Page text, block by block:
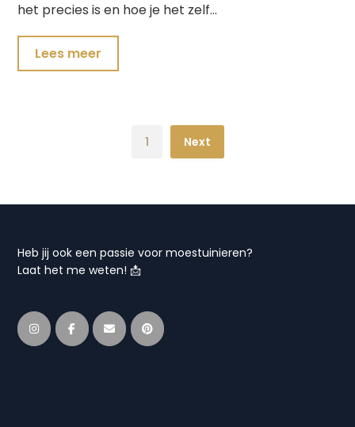
het precies is en hoe je het zelf…
Lees meer
1 Next
Heb jij ook een passie voor moestuinieren?
Laat het me weten! 📩